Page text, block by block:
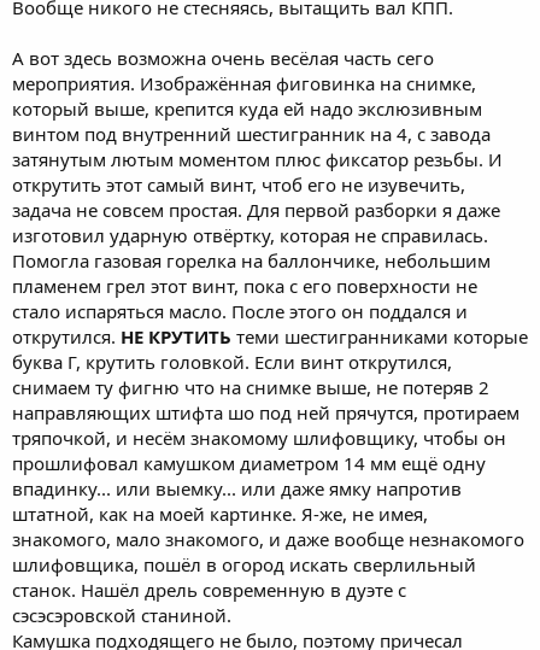
Вообще никого не стесняясь, вытащить вал КПП.
А вот здесь возможна очень весёлая часть сего
мероприятия. Изображённая фиговинка на снимке,
который выше, крепится куда ей надо экслюзивным
винтом под внутренний шестигранник на 4, с завода
затянутым лютым моментом плюс фиксатор резьбы. И
открутить этот самый винт, чтоб его не изувечить,
задача не совсем простая. Для первой разборки я даже
изготовил ударную отвёртку, которая не справилась.
Помогла газовая горелка на баллончике, небольшим
пламенем грел этот винт, пока с его поверхности не
стало испаряться масло. После этого он поддался и
открутился. НЕ КРУТИТЬ теми шестигранниками которые
буква Г, крутить головкой. Если винт открутился,
снимаем ту фигню что на снимке выше, не потеряв 2
направляющих штифта шо под ней прячутся, протираем
тряпочкой, и несём знакомому шлифовщику, чтобы он
прошлифовал камушком диаметром 14 мм ещё одну
впадинку... или выемку... или даже ямку напротив
штатной, как на моей картинке. Я-же, не имея,
знакомого, мало знакомого, и даже вообще незнакомого
шлифовщика, пошёл в огород искать сверлильный
станок. Нашёл дрель современную в дуэте с
сэсэсэровской станиной.
Камушка подходящего не было, поэтому причесал